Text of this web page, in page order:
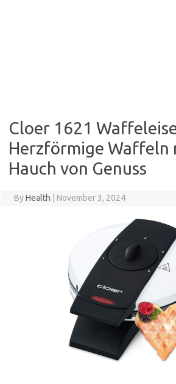
Cloer 1621
Herzförmige Waffeln
Hauch von Genuss
ByHealth November 3, 2024